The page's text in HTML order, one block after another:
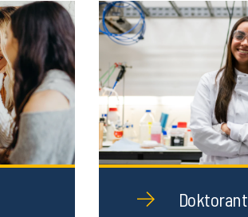
Doktorant